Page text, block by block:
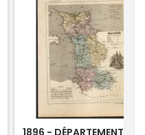
1896 - DÉPARTEMENT DE